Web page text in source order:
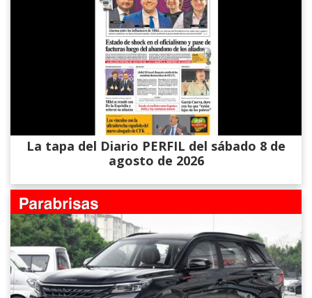
La tapa del Diario PERFIL del sábado 8 de
agosto de 2026